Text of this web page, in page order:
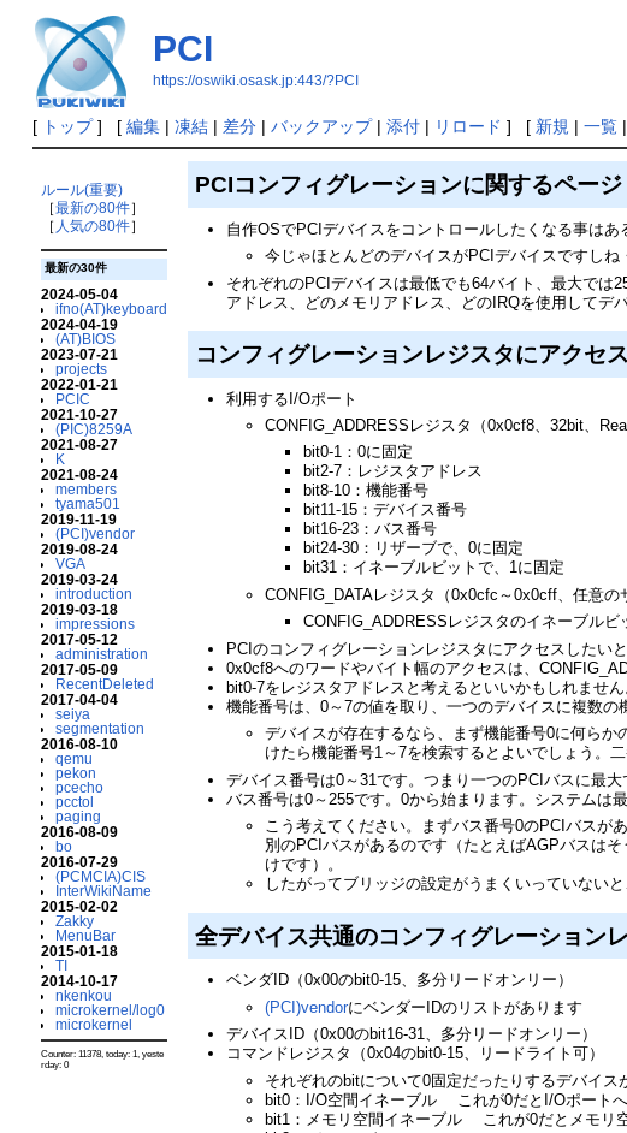
PCI
https://oswiki.osask.jp:443/?PCI
[ トップ] [ 編集| 凍結| 差分| バックアップ| 添付| リロード ] [ 新規 | 一覧|
ルール(重要)
［最新の80件］
［ 人気の80件］
最新の30件
2024-05-04
ifno(AT)keyboard
2024-04-19
(AT)BIOS
2023-07-21
projects
2022-01-21
PCIC
2021-10-27
(PIC)8259A
2021-08-27
K
2021-08-24
members
tyama501
2019-11-19
(PCI)vendor
2019-08-24
VGA
2019-03-24
introduction
2019-03-18
impressions
2017-05-12
administration
2017-05-09
RecentDeleted
2017-04-04
seiya
segmentation
2016-08-10
qemu
pekon
pcecho
pcctol
paging
2016-08-09
bo
2016-07-29
(PCMCIA)CIS
InterWikiName
2015-02-02
Zakky
MenuBar
2015-01-18
TI
2014-10-17
nkenkou
microkernel/log0
microkernel
Counter: 11378, today: 1, yeste
rday: 0
PCIコンフィグレーションに関するペー
自作OSでPCIデバイスをコントロールしたくなる事はあ
今じゃほとんどのデバイスがPCIデバイスですしね
それぞれのPCIデバイスは最低でも64バイト、最大では
アドレス、どのメモリアドレス、どのIRQを使用してデ
コンフィグレーションレジスタにアクセ
利用するI/Oポート
CONFIG_ADDRESSレジスタ（0x0cf8、32bit、
bit0-1：0に固定
bit2-7：レジスタアドレス
bit8-10：機能番号
bit11-15：デバイス番号
bit16-23：バス番号
bit24-30：リザーブで、0に固定
bit31：イネーブルビットで、1に固定
CONFIG_DATAレジスタ（0x0cfc～0x0cff、任意の
CONFIG_ADDRESSレジスタのイネーブル
PCIのコンフィグレーションレジスタにアクセスしたい
0x0cf8へのワードやバイト幅のアクセスは、
bit0-7をレジスタアドレスと考えるといいかもしれませ
機能番号は、0～7の値を取り、一つのデバイスに複数
デバイスが存在するなら、まず機能番号0に何ら
けたら機能番号1～7を検索するとよいでしょう。
デバイス番号は0～31です。つまり一つのPCIバスに最
バス番号は0～255です。0から始まります。システムは
こう考えてください。まずバス番号0のPCIバスが
別のPCIバスがあるのです（たとえばAGPバスは
けです）。
したがってブリッジの設定がうまくいっていない
全デバイス共通のコンフィグレーション
ベンダID（0x00のbit0-15、多分リードオンリー）
(PCI)vendorにベンダーIDのリストがあります
デバイスID（0x00のbit16-31、多分リードオンリー）
コマンドレジスタ（0x04のbit0-15、リードライト可）
それぞれのbitについて0固定だったりするデバイ
bit0：I/O空間イネーブル これが0だとI/Oポート
bit1：メモリ空間イネーブル これが0だとメモリ